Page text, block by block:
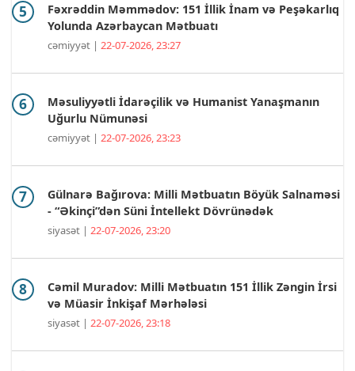
Fəxrəddin Məmmədov: 151 İllik İnam və Peşəkarlıq
Yolunda Azərbaycan Mətbuatı
cəmiyyət | 22-07-2026, 23:27
Məsuliyyətli İdarəçilik və Humanist Yanaşmanın
Uğurlu Nümunəsi
cəmiyyət | 22-07-2026, 23:23
Gülnarə Bağırova: Milli Mətbuatın Böyük Salnaməsi
- “Əkinçi”dən Süni İntellekt Dövrünədək
siyasət | 22-07-2026, 23:20
Cəmil Muradov: Milli Mətbuatın 151 İllik Zəngin İrsi
və Müasir İnkişaf Mərhələsi
siyasət | 22-07-2026, 23:18